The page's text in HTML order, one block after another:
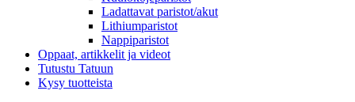
Ladattavat paristot/akut
Lithiumparistot
Nappiparistot
Oppaat, artikkelit ja videot
Tutustu Tatuun
Kysy tuotteista